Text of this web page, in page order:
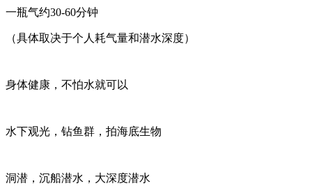
一瓶气约30-60分钟
（具体取决于个人耗气量和潜水深度）
身体健康，不怕水就可以
水下观光，钻鱼群，拍海底生物
洞潜，沉船潜水，大深度潜水